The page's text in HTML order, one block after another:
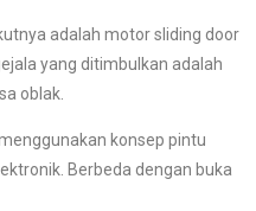
adalah motor sliding door
yang ditimbulkan adalah
oblak.
konsep pintu
Berbeda dengan buka